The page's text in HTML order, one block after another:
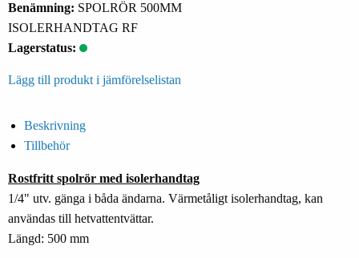
Benämning: SPOLRÖR 500MM
ISOLERHANDTAG RF
Lagerstatus:
Lägg till produkt i jämförelselistan
Beskrivning
Tillbehör
Rostfritt spolrör med isolerhandtag
1/4" utv. gänga i båda ändarna. Värmetåligt isolerhandtag, kan
användas till hetvattentvättar.
Längd: 500 mm